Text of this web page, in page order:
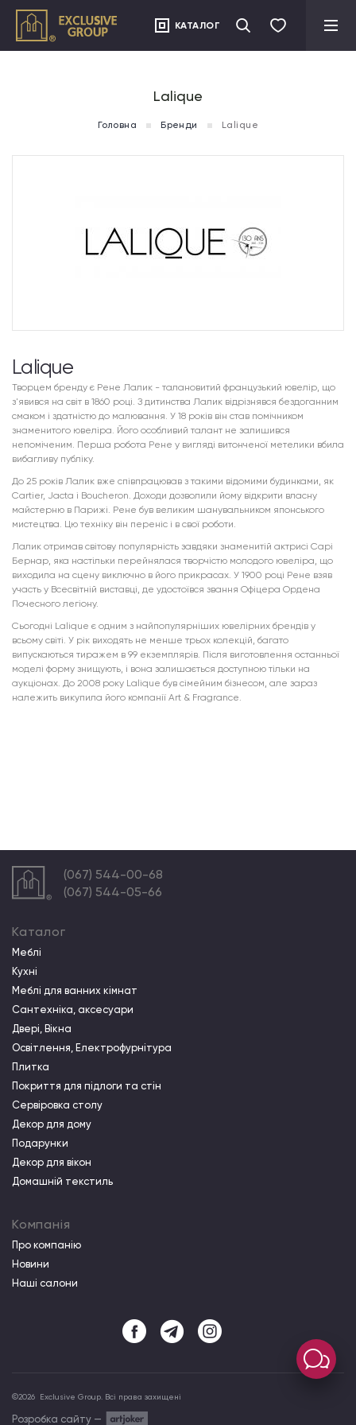
КАТАЛОГ
Lalique
Головна Бренди Lalique
Lalique
Творцем бренду є Рене Лалик - талановитий французький ювелір, що
з'явився на світ в 1860 році. З дитинства Лалик відрізнявся бездоганним
смаком і здатністю до малювання. У 18 років він став помічником
знаменитого ювеліра. Його особливий талант не залишився
непоміченим. Перша робота Рене у вигляді витонченої метелики вбила
вибагливу публіку.
До 25 років Лалик вже співпрацював з такими відомими будинками, як
Cartier, Jacta і Boucheron. Доходи дозволили йому відкрити власну
майстерню в Парижі. Рене був великим шанувальником японського
мистецтва. Цю техніку він переніс і в свої роботи.
Лалик отримав світову популярність завдяки знаменитій актрисі Сарі
Бернар, яка настільки перейнялася творчістю молодого ювеліра, що
виходила на сцену виключно в його прикрасах. У 1900 році Рене взяв
участь у Всесвітній виставці, де удостоївся звання Офіцера Ордена
Почесного легіону.
Сьогодні Lalique є одним з найпопулярніших ювелірних брендів у
всьому світі. У рік виходять не менше трьох колекцій, багато
випускаються тиражем в 99 екземплярів. Після виготовлення останньої
моделі форму знищують, і вона залишається доступною тільки на
аукціонах. До 2008 року Lalique був сімейним бізнесом, але зараз
належить викупила його компанії Art & Fragrance.
(067) 544-00-68
(067) 544-05-66
Каталог
Меблі
Кухні
Меблі для ванних кімнат
Сантехніка, аксесуари
Двері, Вікна
Освітлення, Електрофурнітура
Плитка
Покриття для підлоги та стін
Сервіровка столу
Декор для дому
Подарунки
Декор для вікон
Домашній текстиль
Компанія
Про компанiю
Новини
Наші салони
©2026 Exclusive Group. Всі права захищені
Розробка сайту —